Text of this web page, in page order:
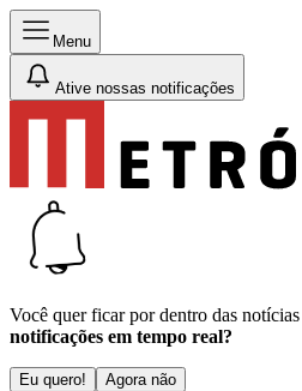
Menu
Ative nossas notificações
Você quer ficar por dentro das
notificações em tempo real?
Eu quero! Agora não